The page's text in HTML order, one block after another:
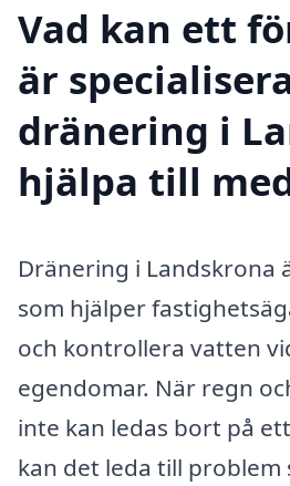
Vad kan ett
är
dränering i
hjälpa till
Dränering i Landskrona
som hjälper
och kontrollera vatten
egendomar. När regn
inte kan ledas bort på
kan det leda till problem